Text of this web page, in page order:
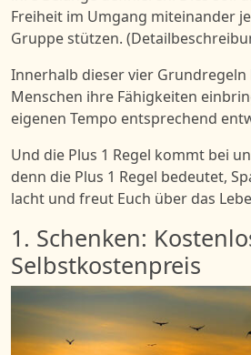
Freiheit im Umgang miteinander
Gruppe stützen.
Innerhalb dieservier Grundregeln
Menschen ihre Fähigkeiten
eigenen Tempo entsprechend
Und die Plus 1 Regel kommt bei
denn die Plus 1 Regel bedeutet,
lacht und freut Euch über das
1. Schenken:
Selbstkostenpreis